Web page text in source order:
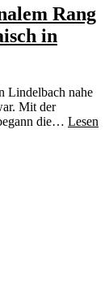
Rang
in
Lindelbach nahe
Mit der
die… Lesen